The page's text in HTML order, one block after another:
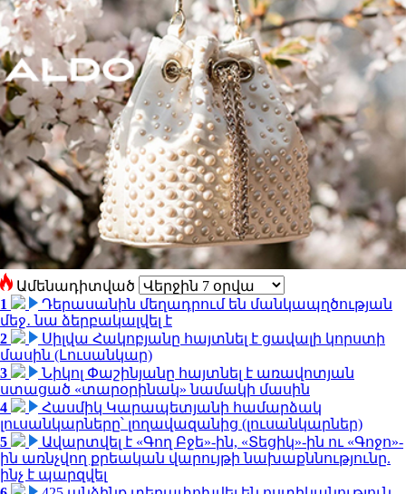
Ամենադիտված
1
Դերասանին մեղադրում են մանկապղծության
մեջ․ նա ձերբակալվել է
2
Սիլվա Հակոբյանը հայտնել է ցավալի կորստի
մասին (Լուսանկար)
3
Նիկոլ Փաշինյանը հայտնել է առավոտյան
ստացած «տարօրինակ» նամակի մասին
4
Հասմիկ Կարապետյանի համարձակ
լուսանկարները՝ լողավազանից (լուսանկարներ)
5
Ավարտվել է «Գող Բջե»-ին, «Տեցիկ»-ին ու «Գոջո»-
ին առնչվող քրեական վարույթի նախաքննությունը.
ինչ է պարզվել